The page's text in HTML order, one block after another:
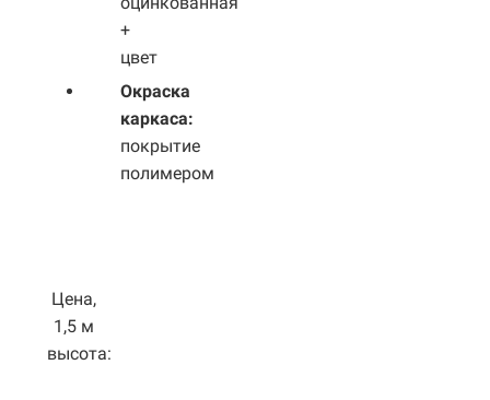
+
цвет
Окраска
каркаса:
покрытие
полимером
Цена,
1,5 м
высота: